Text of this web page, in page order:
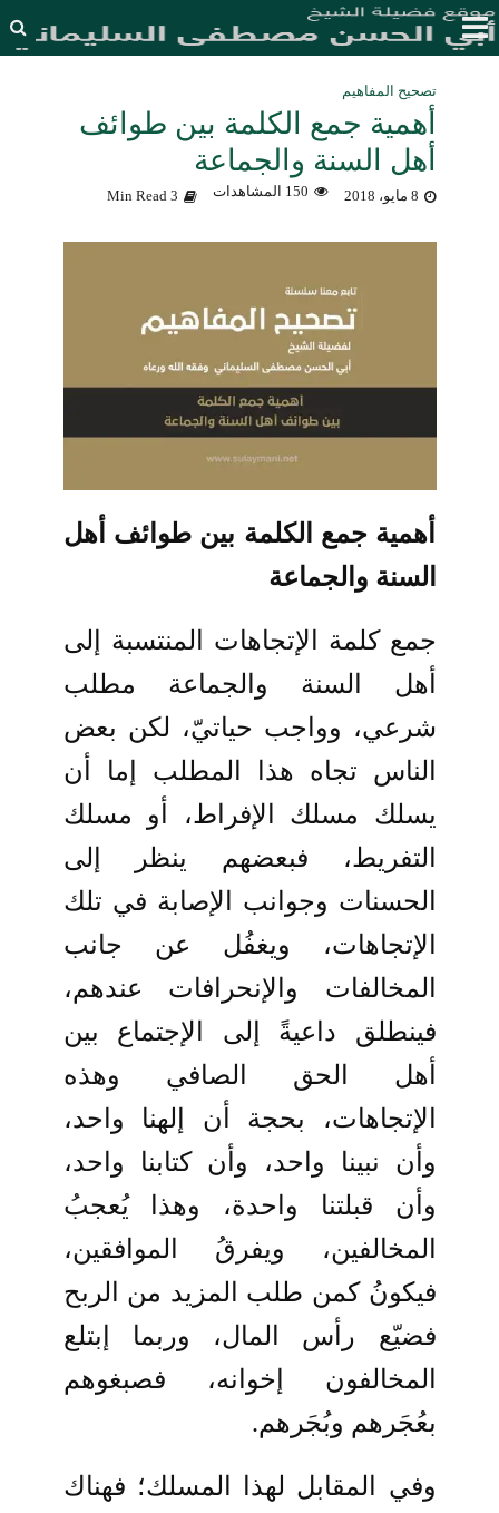
تصحيح المفاهيم
أهمية جمع الكلمة بين طوائف
أهل السنة والجماعة
8 مايو، 2018 150 المشاهدات 3 Min Read
أهمية جمع الكلمة بين طوائف أهل
السنة والجماعة
جمع كلمة الإتجاهات المنتسبة إلى
أهل السنة والجماعة مطلب
شرعي، وواجب حياتيّ، لكن بعض
الناس تجاه هذا المطلب إما أن
يسلك مسلك الإفراط، أو مسلك
التفريط، فبعضهم ينظر إلى
الحسنات وجوانب الإصابة في تلك
الإتجاهات، ويغفُل عن جانب
المخالفات والإنحرافات عندهم،
فينطلق داعيةً إلى الإجتماع بين
أهل الحق الصافي وهذه
الإتجاهات، بحجة أن إلهنا واحد،
وأن نبينا واحد، وأن كتابنا واحد،
وأن قبلتنا واحدة، وهذا يُعجبُ
المخالفين، ويفرقُ الموافقين،
فيكونُ كمن طلب المزيد من الربح
فضيّع رأس المال، وربما إبتلع
المخالفون إخوانه، فصبغوهم
بعُجَرهم وبُجَرهم.
وفي المقابل لهذا المسلك؛ فهناك